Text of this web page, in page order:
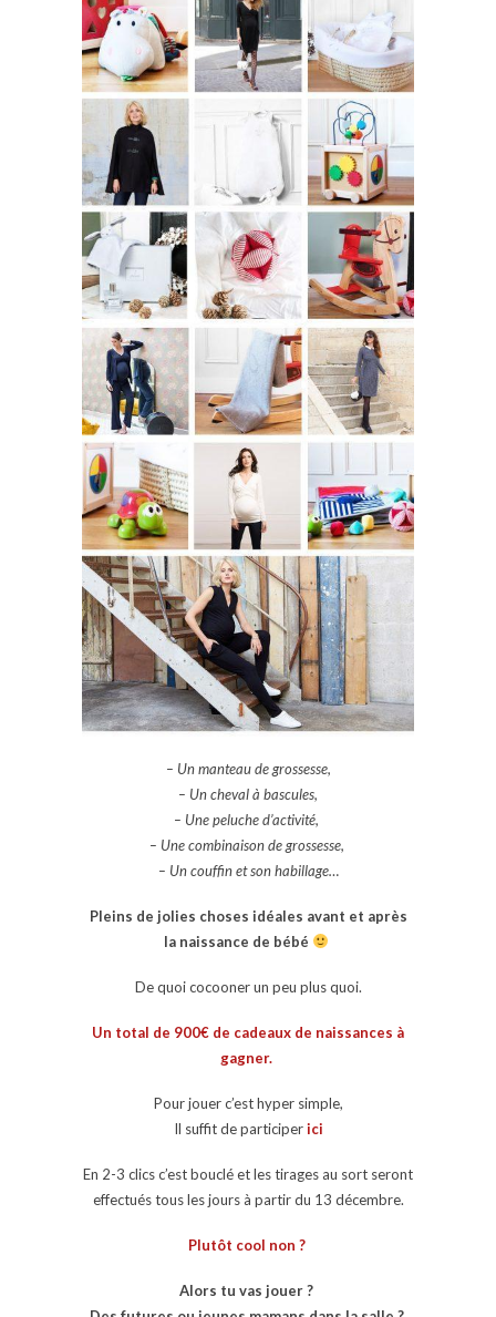
– Un manteau de grossesse,
– Un cheval à bascules,
– Une peluche d’activité,
– Une combinaison de grossesse,
– Un couffin et son habillage…
Pleins de jolies choses idéales avant et après
la naissance de bébé
De quoi cocooner un peu plus quoi.
Un total de 900€ de cadeaux de naissances à
gagner.
Pour jouer c’est hyper simple,
Il suffit de participerici
En 2-3 clics c’est bouclé et les tirages au sort seront
effectués tous les jours à partir du 13 décembre.
Plutôt cool non ?
Alors tu vas jouer ?